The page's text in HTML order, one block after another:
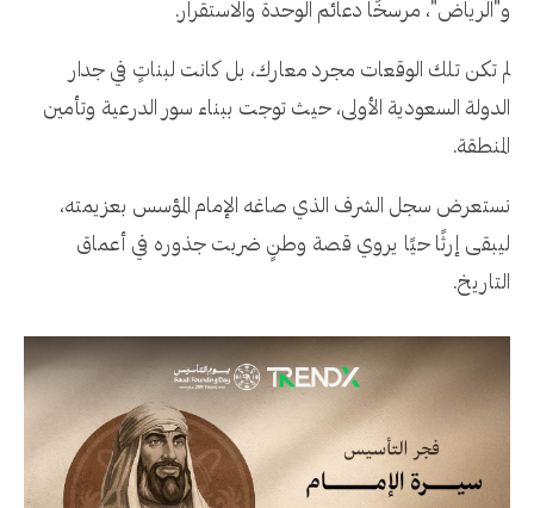
و"الرياض"، مرسخًا دعائم الوحدة والاستقرار.
لم تكن تلك الوقعات مجرد معارك، بل كانت لبناتٍ في جدار
الدولة السعودية الأولى، حيث توجت ببناء سور الدرعية وتأمين
المنطقة.
نستعرض سجل الشرف الذي صاغه الإمام المؤسس بعزيمته،
ليبقى إرثًا حيًا يروي قصة وطنٍ ضربت جذوره في أعماق
التاريخ.